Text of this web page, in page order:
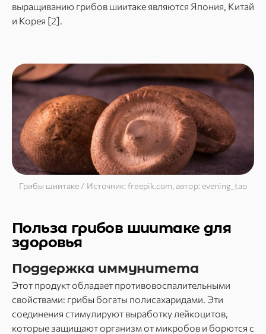
выращиванию грибов шиитаке являются Япония, Китай
и Корея [2].
Грибы шиитаке / Источник: freepik.com, автор: evening_tao
Польза грибов шиитаке для
здоровья
Поддержка иммунитета
Этот продукт обладает противовоспалительными
свойствами: грибы богаты полисахаридами. Эти
соединения стимулируют выработку лейкоцитов,
которые защищают организм от микробов и борются с